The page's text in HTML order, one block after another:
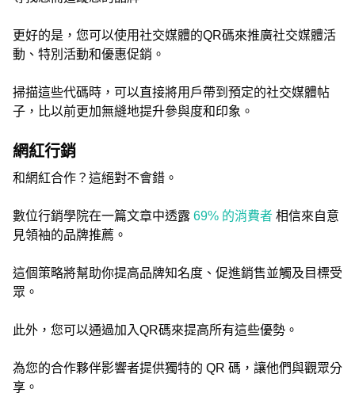
更好的是，您可以使用社交媒體的QR碼來推廣社交媒體活
動、特別活動和優惠促銷。
掃描這些代碼時，可以直接將用戶帶到預定的社交媒體帖
子，比以前更加無縫地提升參與度和印象。
網紅行銷
和網紅合作？這絕對不會錯。
數位行銷學院在一篇文章中透露 69% 的消費者 相信來自意
見領袖的品牌推薦。
這個策略將幫助你提高品牌知名度、促進銷售並觸及目標受
眾。
此外，您可以通過加入QR碼來提高所有這些優勢。
為您的合作夥伴影響者提供獨特的 QR 碼，讓他們與觀眾分
享。